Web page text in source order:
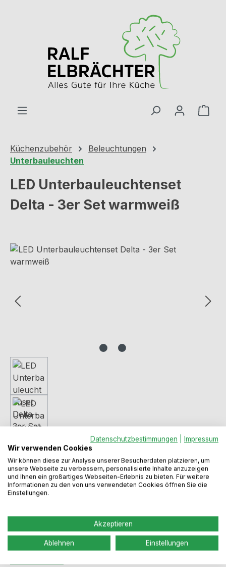
Küchenzubehör
Beleuchtungen
Unterbauleuchten
LED Unterbauleuchtenset
Delta - 3er Set warmweiß
Bildergalerie überspringen
Regulärer Preis:
96,49 €
Preise inkl. MwSt. zzgl. Versandkosten
Lichtfarbeauswählen
Datenschutzbestimmungen
Impressum
Wir verwenden Cookies
Wir können diese zur Analyse unserer Besucherdaten platzieren, um
unsere Webseite zu verbessern, personalisierte Inhalte anzuzeigen
und Ihnen ein großartiges Webseiten-Erlebnis zu bieten. Für weitere
Informationen zu den von uns verwendeten Cookies öffnen Sie die
Einstellungen.
Akzeptieren
Ablehnen Einstellungen